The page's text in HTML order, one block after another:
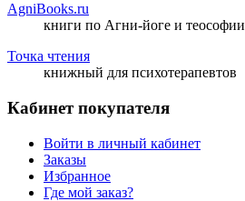
AgniBooks.ru
книги по Агни-йоге и теософии
Точка чтения
книжный для психотерапевтов
Кабинет покупателя
Войти в личный кабинет
Заказы
Избранное
Где мой заказ?